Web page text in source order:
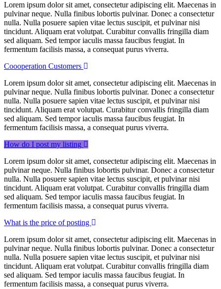
Lorem ipsum dolor sit amet, consectetur adipiscing elit. Maecenas in
pulvinar neque. Nulla finibus lobortis pulvinar. Donec a consectetur
nulla. Nulla posuere sapien vitae lectus suscipit, et pulvinar nisi
tincidunt. Aliquam erat volutpat. Curabitur convallis fringilla diam
sed aliquam. Sed tempor iaculis massa faucibus feugiat. In
fermentum facilisis massa, a consequat purus viverra.
Coooperation Customers
Lorem ipsum dolor sit amet, consectetur adipiscing elit. Maecenas in
pulvinar neque. Nulla finibus lobortis pulvinar. Donec a consectetur
nulla. Nulla posuere sapien vitae lectus suscipit, et pulvinar nisi
tincidunt. Aliquam erat volutpat. Curabitur convallis fringilla diam
sed aliquam. Sed tempor iaculis massa faucibus feugiat. In
fermentum facilisis massa, a consequat purus viverra.
How do I post my listing
Lorem ipsum dolor sit amet, consectetur adipiscing elit. Maecenas in
pulvinar neque. Nulla finibus lobortis pulvinar. Donec a consectetur
nulla. Nulla posuere sapien vitae lectus suscipit, et pulvinar nisi
tincidunt. Aliquam erat volutpat. Curabitur convallis fringilla diam
sed aliquam. Sed tempor iaculis massa faucibus feugiat. In
fermentum facilisis massa, a consequat purus viverra.
What is the price of posting
Lorem ipsum dolor sit amet, consectetur adipiscing elit. Maecenas in
pulvinar neque. Nulla finibus lobortis pulvinar. Donec a consectetur
nulla. Nulla posuere sapien vitae lectus suscipit, et pulvinar nisi
tincidunt. Aliquam erat volutpat. Curabitur convallis fringilla diam
sed aliquam. Sed tempor iaculis massa faucibus feugiat. In
fermentum facilisis massa, a consequat purus viverra.